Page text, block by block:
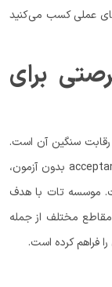
عملی کسب می‌کنید
برای
رقابت سنگین آن است.
اما خوشبختانه با گسترش دانشگاه‌ها و روش‌های acceptance بدون آزمون،
موسسه تات با هدف
مختلف از جمله
فراهم کرده است.